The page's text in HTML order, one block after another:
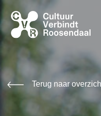
Terug naar